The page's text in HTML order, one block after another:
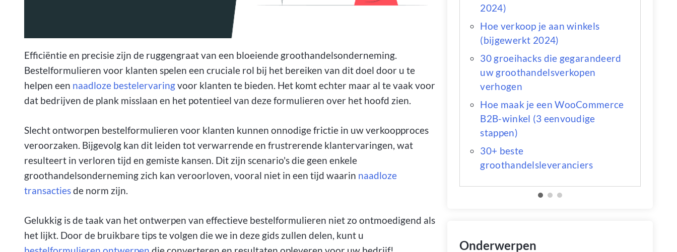
Efficiëntie en precisie zijn de ruggengraat van een bloeiende groothandelsonderneming.
Bestelformulieren voor klanten spelen een cruciale rol bij het bereiken van dit doel door u te
helpen een naadloze bestelervaringvoor klanten te bieden. Het komt echter maar al te vaak voor
dat bedrijven de plank misslaan en het potentieel van deze formulieren over het hoofd zien.
Slecht ontworpen bestelformulieren voor klanten kunnen onnodige frictie in uw verkoopproces
veroorzaken. Bijgevolg kan dit leiden tot verwarrende en frustrerende klantervaringen, wat
resulteert in verloren tijd en gemiste kansen. Dit zijn scenario's die geen enkele
groothandelsonderneming zich kan veroorloven, vooral niet in een tijd waarin naadloze
transactiesde norm zijn.
Gelukkig is de taak van het ontwerpen van effectieve bestelformulieren niet zo ontmoedigend als
het lijkt. Door de bruikbare tips te volgen die we in deze gids zullen delen, kunt u
2024)
Hoe verkoop je aan winkels
(bijgewerkt 2024)
30 groeihacks die gegarandeerd
uw groothandelsverkopen
verhogen
Hoe maak je een WooCommerce
B2B-winkel (3 eenvoudige
stappen)
30+ beste
groothandelsleveranciers
Onderwerpen